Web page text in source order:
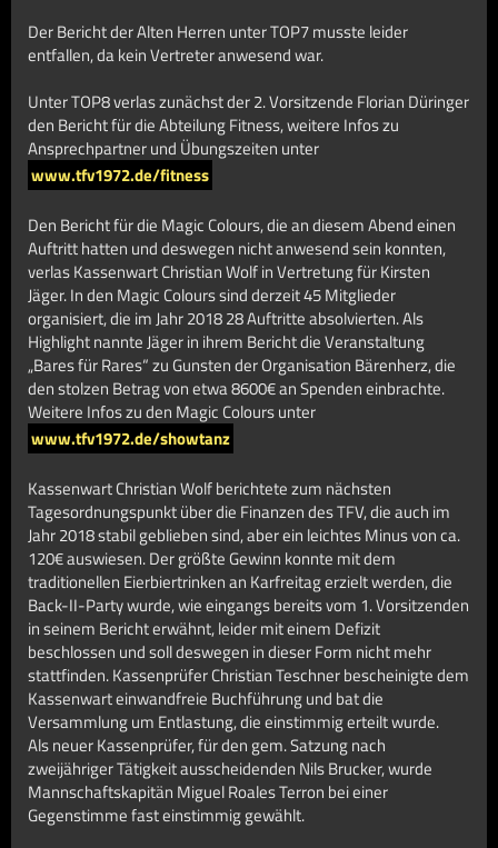
Der Bericht der Alten Herren unter TOP7 musste leider
entfallen, da kein Vertreter anwesend war.
Unter TOP8 verlas zunächst der 2. Vorsitzende Florian Düringer
den Bericht für die Abteilung Fitness, weitere Infos zu
Ansprechpartner und Übungszeiten unter
www.tfv1972.de/fitness
Den Bericht für die Magic Colours, die an diesem Abend einen
Auftritt hatten und deswegen nicht anwesend sein konnten,
verlas Kassenwart Christian Wolf in Vertretung für Kirsten
Jäger. In den Magic Colours sind derzeit 45 Mitglieder
organisiert, die im Jahr 2018 28 Auftritte absolvierten. Als
Highlight nannte Jäger in ihrem Bericht die Veranstaltung
„Bares für Rares“ zu Gunsten der Organisation Bärenherz, die
den stolzen Betrag von etwa 8600€ an Spenden einbrachte.
Weitere Infos zu den Magic Colours unter
www.tfv1972.de/showtanz
Kassenwart Christian Wolf berichtete zum nächsten
Tagesordnungspunkt über die Finanzen des TFV, die auch im
Jahr 2018 stabil geblieben sind, aber ein leichtes Minus von ca.
120€ auswiesen. Der größte Gewinn konnte mit dem
traditionellen Eierbiertrinken an Karfreitag erzielt werden, die
Back-II-Party wurde, wie eingangs bereits vom 1. Vorsitzenden
in seinem Bericht erwähnt, leider mit einem Defizit
beschlossen und soll deswegen in dieser Form nicht mehr
stattfinden. Kassenprüfer Christian Teschner bescheinigte dem
Kassenwart einwandfreie Buchführung und bat die
Versammlung um Entlastung, die einstimmig erteilt wurde.
Als neuer Kassenprüfer, für den gem. Satzung nach
zweijähriger Tätigkeit ausscheidenden Nils Brucker, wurde
Mannschaftskapitän Miguel Roales Terron bei einer
Gegenstimme fast einstimmig gewählt.